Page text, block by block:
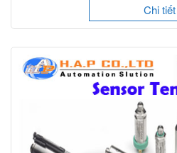
Chi tiết